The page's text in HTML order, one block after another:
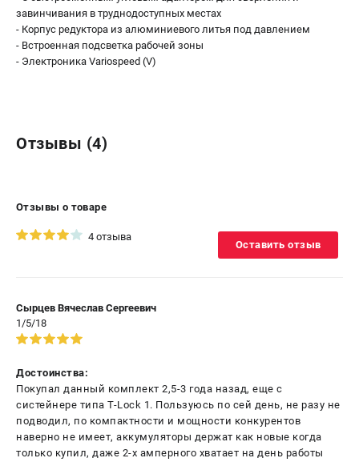
ТЕЛЕФОН (САНКТ-ПЕТЕРБУРГ)
+7 (812) 407-39-48
Информация размещённая на сайте не является публичной
завинчивания в труднодоступных местах
- Корпус редуктора из алюминиевого литья под давлением
- Встроенная подсветка рабочей зоны
- Электроника Variospeed (V)
Отзывы (4)
Отзывы о товаре
4 отзыва
Оставить отзыв
Сырцев Вячеслав Сергеевич
1/5/18
Достоинства:
Покупал данный комплект 2,5-3 года назад, еще с
систейнере типа T-Lock 1. Пользуюсь по сей день, не разу не
подводил, по компактности и мощности конкурентов
наверно не имеет, аккумуляторы держат как новые когда
только купил, даже 2-х амперного хватает на день работы